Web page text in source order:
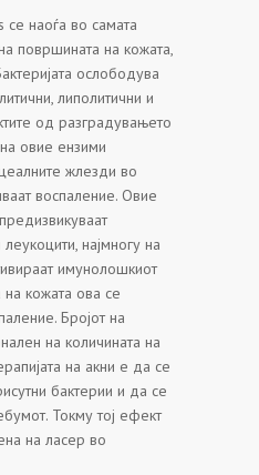
наоѓа во самата
површината на кожата,
ослободува
липолитични и
од разградувањето
овие ензими
жлезди во
воспаление. Овие
најмногу на
имунолошкиот
кожата ова се
Бројот на
на количината на
на акни е да се
бактерии и да се
Токму тој ефект
на ласер во